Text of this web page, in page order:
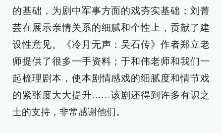
的基础，为剧中军事方面的戏夯实基础；刘菁
芸在展示亲情关系的细腻和个性上，贡献了建
设性意见。《冷月无声：吴石传》作者郑立老
师提供了很多一手资料；于和伟老师和我们一
起梳理剧本，使本剧情感戏的细腻度和情节戏
的紧张度大大提升……该剧还得到许多有识之
士的支持，非常感谢他们。